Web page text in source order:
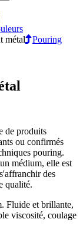
métal Pouring
de produits
ou confirmés
pouring.
médium, elle est
des
qualité.
Fluide et brillante,
viscosité, coulage